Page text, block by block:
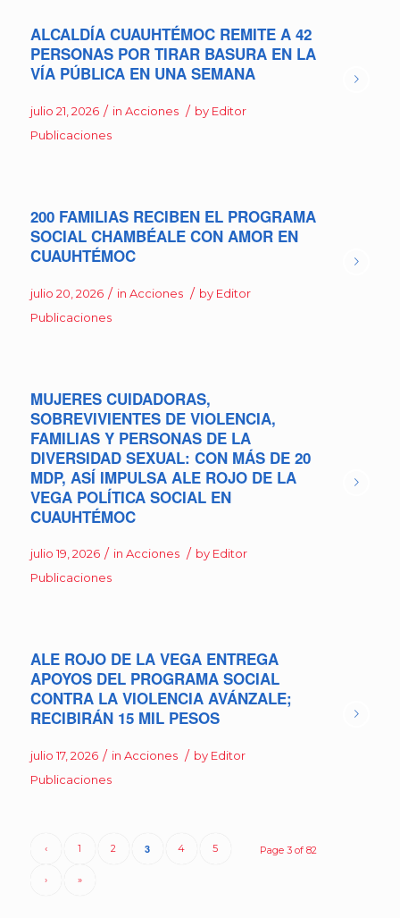
ALCALDÍA CUAUHTÉMOC REMITE A 42
PERSONAS POR TIRAR BASURA EN LA
VÍA PÚBLICA EN UNA SEMANA
julio 21, 2026 / in Acciones / by Editor
Publicaciones
200 FAMILIAS RECIBEN EL PROGRAMA
SOCIAL CHAMBÉALE CON AMOR EN
CUAUHTÉMOC
julio 20, 2026 / in Acciones / by Editor
Publicaciones
MUJERES CUIDADORAS,
SOBREVIVIENTES DE VIOLENCIA,
FAMILIAS Y PERSONAS DE LA
DIVERSIDAD SEXUAL: CON MÁS DE 20
MDP, ASÍ IMPULSA ALE ROJO DE LA
VEGA POLÍTICA SOCIAL EN
CUAUHTÉMOC
julio 19, 2026 / in Acciones / by Editor
Publicaciones
ALE ROJO DE LA VEGA ENTREGA
APOYOS DEL PROGRAMA SOCIAL
CONTRA LA VIOLENCIA AVÁNZALE;
RECIBIRÁN 15 MIL PESOS
julio 17, 2026 / in Acciones / by Editor
Publicaciones
Page 3 of 82
‹ 1 2 3 4 5
› »